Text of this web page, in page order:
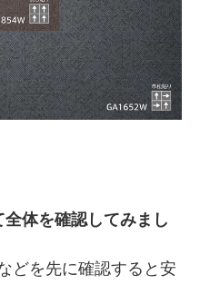
体を確認してみまし
どを先に確認すると安